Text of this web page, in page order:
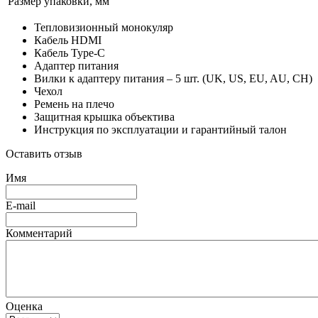
Тепловизионный монокуляр
Кабель HDMI
Кабель Type-C
Адаптер питания
Вилки к адаптеру питания – 5 шт. (UK, US, EU, AU, CH)
Чехол
Ремень на плечо
Защитная крышка объектива
Инструкция по эксплуатации и гарантийный талон
Оставить отзыв
Имя
E-mail
Комментарий
Оценка